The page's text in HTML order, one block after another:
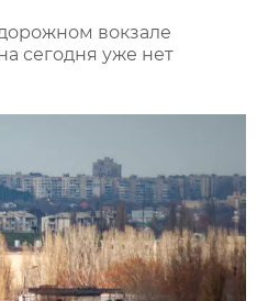
вокзале
сегодня уже нет